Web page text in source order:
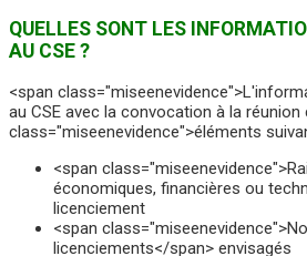
QUELLES SONT LES
AU CSE ?
<span
au CSE avec la convocation à la
class="miseenevidence">éléments
<span
économiques, financières ou
licenciement
<span
licenciements</span> envisagés